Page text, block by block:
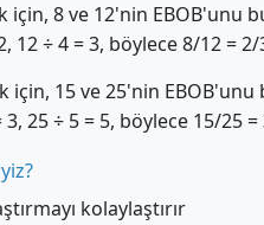
8 ve 12'nin EBOB'unu
12 ÷ 4 = 3, böylece 8/12 = 2/
15 ve 25'nin EBOB'unu
25 ÷ 5 = 5, böylece 15/25 =
kolaylaştırır